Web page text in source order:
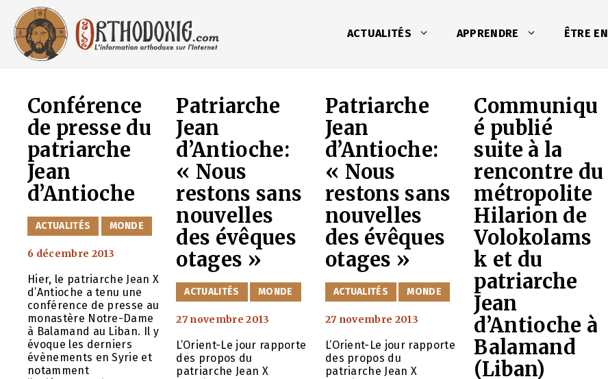
contenu
ACTUALITÉS APPRENDRE ÊTRE
Conférence
de presse du
patriarche
Jean
d’Antioche
CATÉGORIES
ACTUALITÉS MONDE
6 décembre 2013
Hier, le patriarche Jean X
d’Antioche a tenu une
conférence de presse au
monastère Notre-Dame
à Balamand au Liban. Il y
évoque les derniers
évènements en Syrie et
notamment
Patriarche
Jean
d’Antioche:
« Nous
restons sans
nouvelles
des évêques
otages »
CATÉGORIES
ACTUALITÉS MONDE
27 novembre 2013
L’Orient-Le jour rapporte
des propos du
patriarche Jean X
Patriarche
Jean
d’Antioche:
« Nous
restons sans
nouvelles
des évêques
otages »
CATÉGORIES
ACTUALITÉS MONDE
27 novembre 2013
L’Orient-Le jour rapporte
des propos du
patriarche Jean X
Communiqu
é publié
suite à la
rencontre du
métropolite
Hilarion de
Volokolams
k et du
patriarche
Jean
d’Antioche à
Balamand
(Liban)